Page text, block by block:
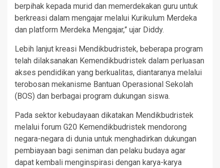
berpihak kepada murid dan memerdekakan guru untuk
berkreasi dalam mengajar melalui Kurikulum Merdeka
dan platform Merdeka Mengajar,” ujar Diddy.
Lebih lanjut kreasi Mendikbudristek, beberapa program
telah dilaksanakan Kemendikbudristek dalam perluasan
akses pendidikan yang berkualitas, diantaranya melalui
terobosan mekanisme Bantuan Operasional Sekolah
(BOS) dan berbagai program dukungan siswa.
Pada sektor kebudayaan dikatakan Mendikbudristek
melalui forum G20 Kemendikbudristek mendorong
negara-negara di dunia untuk menghadirkan dukungan
pembiayaan bagi seniman dan pelaku budaya agar
dapat kembali menginspirasi dengan karya-karya